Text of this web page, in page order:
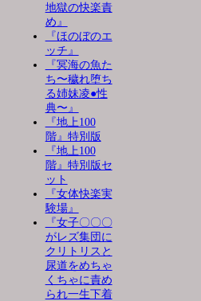
地獄の快楽責
め』
『ほのぼのエ
ッチ』
『冥海の魚た
ち〜穢れ堕ち
る姉妹凌●性
典〜』
『地上100
階』特別版
『地上100
階』特別版セ
ット
『女体快楽実
験場』
『女子〇〇〇
がレズ集団に
クリトリスと
尿道をめちゃ
くちゃに責め
られ一生下着